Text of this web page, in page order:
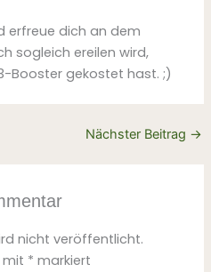
erfreue dich an dem
sogleich ereilen wird,
Booster gekostet hast. ;)
Nächster Beitrag →
nicht veröffentlicht.
mit * markiert